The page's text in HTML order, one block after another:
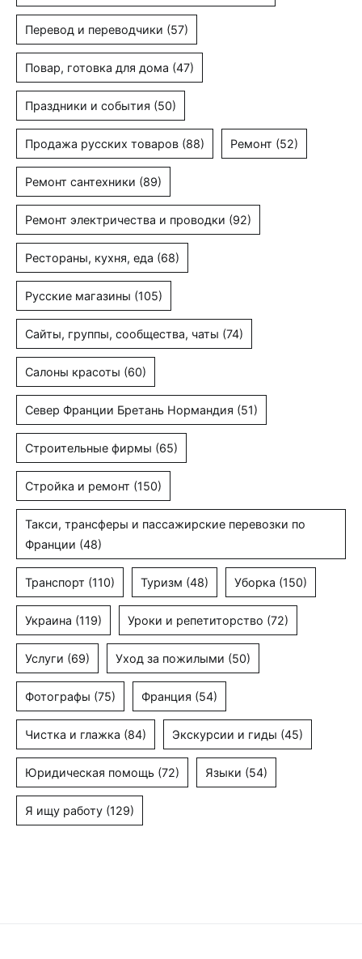
Перевод и переводчики (57)
Повар, готовка для дома (47)
Праздники и события (50)
Продажа русских товаров (88) Ремонт (52)
Ремонт сантехники (89)
Ремонт электричества и проводки (92)
Рестораны, кухня, еда (68)
Русские магазины (105)
Сайты, группы, сообщества, чаты (74)
Салоны красоты (60)
Север Франции Бретань Нормандия (51)
Строительные фирмы (65)
Стройка и ремонт (150)
Такси, трансферы и пассажирские перевозки по
Франции (48)
Транспорт (110) Туризм (48) Уборка (150)
Украина (119) Уроки и репетиторство (72)
Услуги (69) Уход за пожилыми (50)
Фотографы (75) Франция (54)
Чистка и глажка (84) Экскурсии и гиды (45)
Юридическая помощь (72) Языки (54)
Я ищу работу (129)